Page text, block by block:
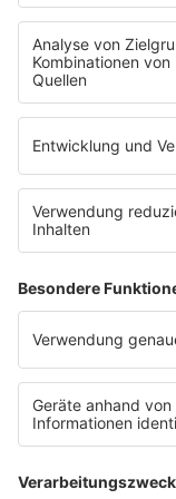
Uniklinik
Die Uniklinik
eröffnet. Direkt
E-Bikes über
Impressum